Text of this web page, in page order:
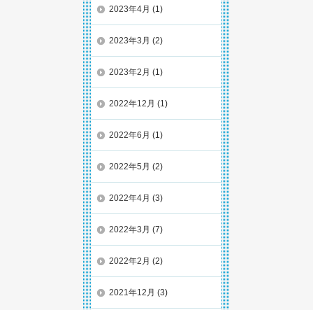
2023年4月 (1)
2023年3月 (2)
2023年2月 (1)
2022年12月 (1)
2022年6月 (1)
2022年5月 (2)
2022年4月 (3)
2022年3月 (7)
2022年2月 (2)
2021年12月 (3)